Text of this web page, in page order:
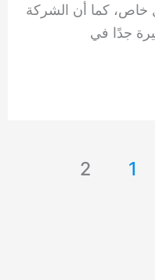
كما أن الشركة
جدًا في
1
2